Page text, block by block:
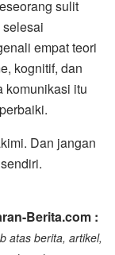
sulit
empat teori
kognitif, dan
itu
Dan jangan
Berita.com :
atas berita, artikel,